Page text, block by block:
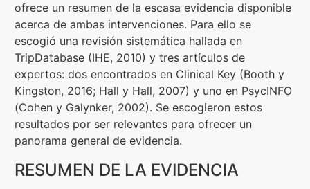
ofrece un resumen de la escasa evidencia disponible
acerca de ambas intervenciones. Para ello se
escogió una revisión sistemática hallada en
TripDatabase (IHE, 2010) y tres artículos de
expertos: dos encontrados en Clinical Key (Booth y
Kingston, 2016; Hall y Hall, 2007) y uno en PsycINFO
(Cohen y Galynker, 2002). Se escogieron estos
resultados por ser relevantes para ofrecer un
panorama general de evidencia.
RESUMEN DE LA EVIDENCIA